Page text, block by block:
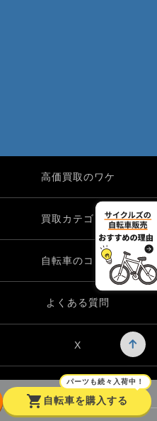
shopping_cart
パーツも続々入荷中！
自転車を購入する
高価買取のワケ
買取カテゴリー
自転車のコラム
よくある質問
X